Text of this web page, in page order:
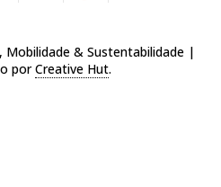
& Sustentabilidade |
porCreative Hut.